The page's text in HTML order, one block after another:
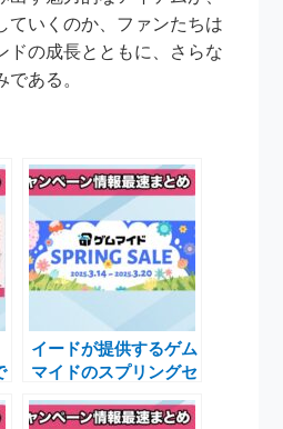
ていくのか、ファンたちは
ドの成長とともに、さらな
ある。
イードが提供するゲム
マイドのスプリングセ
ロマイド販売開始